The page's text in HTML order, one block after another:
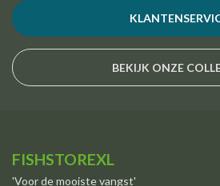
BEKIJK ONZE
FISHSTOREXL
'Voor de mooiste vangst'